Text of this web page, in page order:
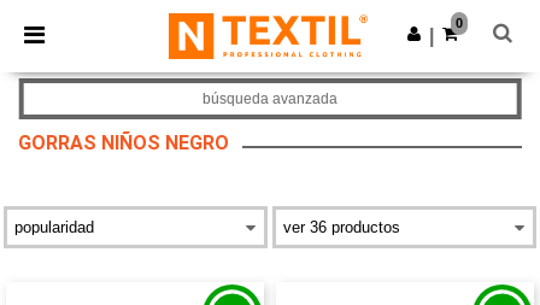
× App de Ntextil
¡Mejores precios en app!
Descargar app
0
GORRAS NIÑOS NEGRO
búsqueda avanzada